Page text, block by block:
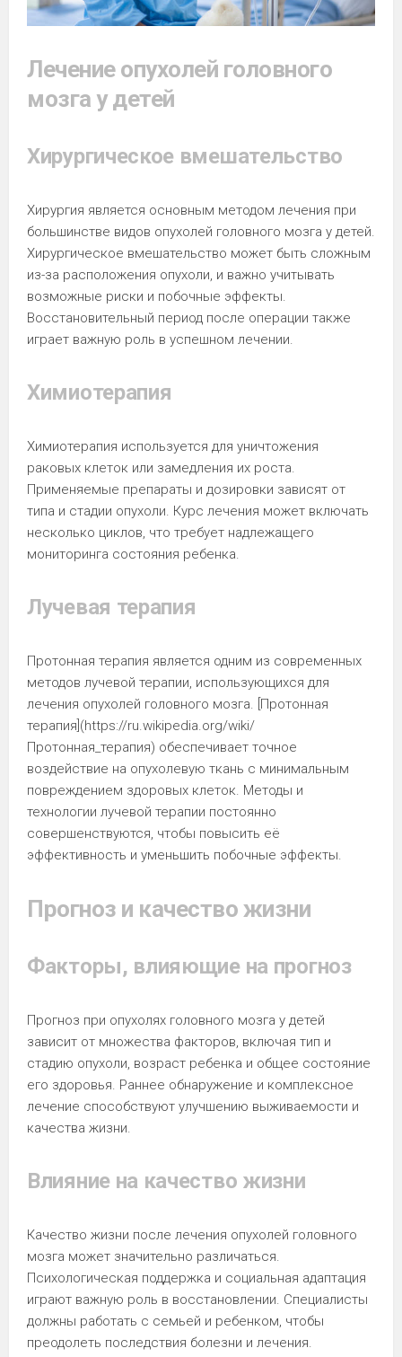
Лечение опухолей головного
мозга у детей
Хирургическое вмешательство
Хирургия является основным методом лечения при
большинстве видов опухолей головного мозга у детей.
Хирургическое вмешательство может быть сложным
из-за расположения опухоли, и важно учитывать
возможные риски и побочные эффекты.
Восстановительный период после операции также
играет важную роль в успешном лечении.
Химиотерапия
Химиотерапия используется для уничтожения
раковых клеток или замедления их роста.
Применяемые препараты и дозировки зависят от
типа и стадии опухоли. Курс лечения может включать
несколько циклов, что требует надлежащего
мониторинга состояния ребенка.
Лучевая терапия
Протонная терапия является одним из современных
методов лучевой терапии, использующихся для
лечения опухолей головного мозга. [Протонная
терапия](https://ru.wikipedia.org/wiki/
Протонная_терапия) обеспечивает точное
воздействие на опухолевую ткань с минимальным
повреждением здоровых клеток. Методы и
технологии лучевой терапии постоянно
совершенствуются, чтобы повысить её
эффективность и уменьшить побочные эффекты.
Прогноз и качество жизни
Факторы, влияющие на прогноз
Прогноз при опухолях головного мозга у детей
зависит от множества факторов, включая тип и
стадию опухоли, возраст ребенка и общее состояние
его здоровья. Раннее обнаружение и комплексное
лечение способствуют улучшению выживаемости и
качества жизни.
Влияние на качество жизни
Качество жизни после лечения опухолей головного
мозга может значительно различаться.
Психологическая поддержка и социальная адаптация
играют важную роль в восстановлении. Специалисты
должны работать с семьей и ребенком, чтобы
преодолеть последствия болезни и лечения.